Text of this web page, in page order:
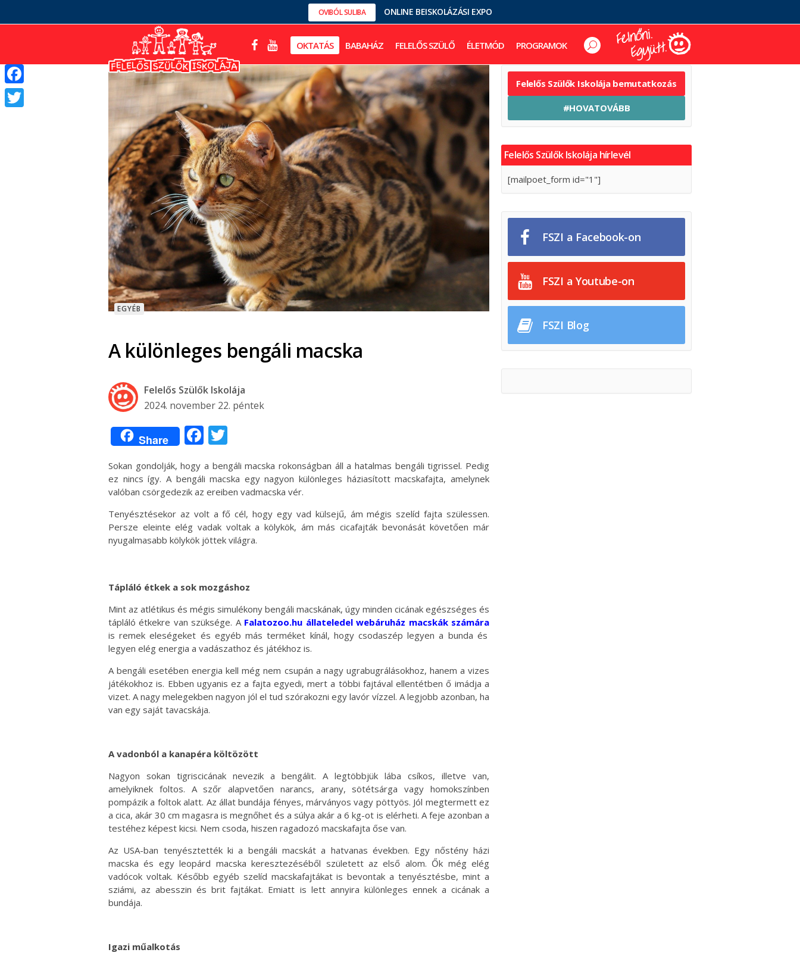
OVIBÓL SULIBA ONLINE BEISKOLÁZÁSI EXPO
OKTATÁS BABAHÁZ FELELŐS SZÜLŐ ÉLETMÓD PROGRAMOK
EGYÉB
A különleges bengáli macska
Felelős Szülők Iskolája
2024. november 22. péntek
Share Facebook
Sokan gondolják, hogy a bengáli macska rokonságban áll a hatalmas bengáli tigrissel. Pedig
ez nincs így. A bengáli macska egy nagyon különleges háziasított macskafajta, amelynek
valóban csörgedezik az ereiben vadmacska vér.
Tenyésztésekor az volt a fő cél, hogy egy vad külsejű, ám mégis szelíd fajta szülessen.
Persze eleinte elég vadak voltak a kölykök, ám más cicafajták bevonását követően már
nyugalmasabb kölykök jöttek világra.
Tápláló étkek a sok mozgáshoz
Mint az atlétikus és mégis simulékony bengáli macskának, úgy minden cicának egészséges és
tápláló étkekre van szüksége. A Falatozoo.hu állateledel webáruház macskák számára
is remek eleségeket és egyéb más terméket kínál, hogy csodaszép legyen a bunda és
legyen elég energia a vadászathoz és játékhoz is.
A bengáli esetében energia kell még nem csupán a nagy ugrabugrálásokhoz, hanem a vizes
játékokhoz is. Ebben ugyanis ez a fajta egyedi, mert a többi fajtával ellentétben ő imádja a
vizet. A nagy melegekben nagyon jól el tud szórakozni egy lavór vízzel. A legjobb azonban, ha
van egy saját tavacskája.
A vadonból a kanapéra költözött
Nagyon sokan tigriscicának nevezik a bengálit. A legtöbbjük lába csíkos, illetve van,
amelyiknek foltos. A szőr alapvetően narancs, arany, sötétsárga vagy homokszínben
pompázik a foltok alatt. Az állat bundája fényes, márványos vagy pöttyös. Jól megtermett ez
a cica, akár 30 cm magasra is megnőhet és a súlya akár a 6 kg-ot is elérheti. A feje azonban a
testéhez képest kicsi. Nem csoda, hiszen ragadozó macskafajta őse van.
Az USA-ban tenyésztették ki a bengáli macskát a hatvanas években. Egy nőstény házi
macska és egy leopárd macska keresztezéséből született az első alom. Ők még elég
vadócok voltak. Később egyéb szelíd macskafajtákat is bevontak a tenyésztésbe, mint a
sziámi, az abesszin és brit fajtákat. Emiatt is lett annyira különleges ennek a cicának a
bundája.
Igazi műalkotás
Felelős Szülők Iskolája bemutatkozás
#HOVATOVÁBB
Felelős Szülők Iskolája hírlevél
[mailpoet_form id="1"]
FSZI a Facebook-on
FSZI a Youtube-on
FSZI Blog
Facebook